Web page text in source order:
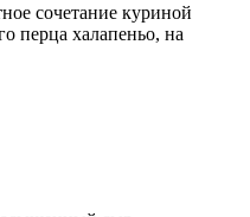
сочетание куриной
перца халапеньо, на